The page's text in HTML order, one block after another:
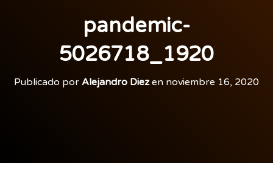
pandemic-
5026718_1920
Publicado por Alejandro Diezen noviembre 16, 2020